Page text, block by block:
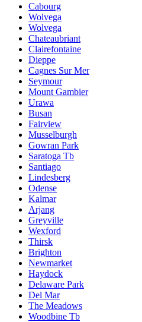
Cabourg
Wolvega
Wolvega
Chateaubriant
Clairefontaine
Dieppe
Cagnes Sur Mer
Seymour
Mount Gambier
Urawa
Busan
Fairview
Musselburgh
Gowran Park
Saratoga Tb
Santiago
Lindesberg
Odense
Kalmar
Arjang
Greyville
Wexford
Thirsk
Brighton
Newmarket
Haydock
Delaware Park
Del Mar
The Meadows
Woodbine Tb